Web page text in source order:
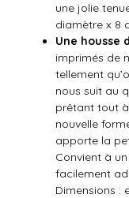
une jolie
diamètre x 8
Une housse
imprimés de
tellement
nous suit au
prêtant tout
nouvelle
apporte la
Convient à
facilement
Dimensions :